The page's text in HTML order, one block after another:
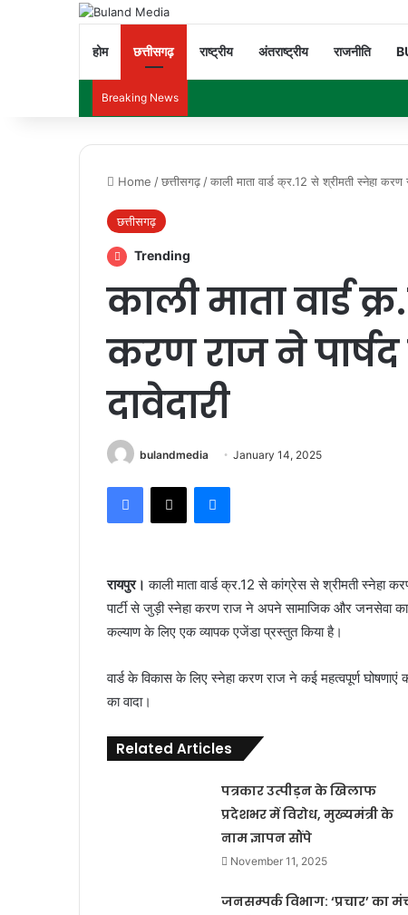
होम छत्तीसगढ़ राष्ट्रीय अंतराष्ट्रीय राजनीति
Breaking News
Home /छत्तीसगढ़ /काली माता वार्ड क्र.12 से श्रीमती स्नेहा करण
छत्तीसगढ़
Trending
काली माता वार्ड
करण राज ने
दावेदारी
bulandmedia January 14, 2025
Facebook
X Messenger
रायपुर। काली माता वार्ड क्र.12 से कांग्रेस से श्रीमती स्नेहा
पार्टी से जुड़ी स्नेहा करण राज ने अपने सामाजिक और जनसेवा
कल्याण के लिए एक व्यापक एजेंडा प्रस्तुत किया है।
वार्ड के विकास के लिए स्नेहा करण राज ने कई महत्वपूर्ण
का वादा।
Related Articles
पत्रकार उत्पीड़न के खिलाफ
प्रदेशभर में विरोध, मुख्यमंत्री के
नाम ज्ञापन सौंपे
November 11, 2025
जनसम्पर्क विभाग: ‘प्रचार’ का